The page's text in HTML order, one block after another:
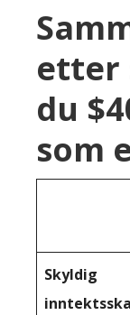
etter
du
som
Skyldig